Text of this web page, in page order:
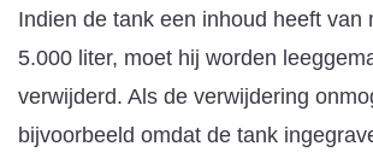
Indien de tank een inhoud heeft van
5.000 liter, moet hij worden
verwijderd. Als de verwijdering
bijvoorbeeld omdat de tank